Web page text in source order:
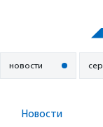
новости
Новости